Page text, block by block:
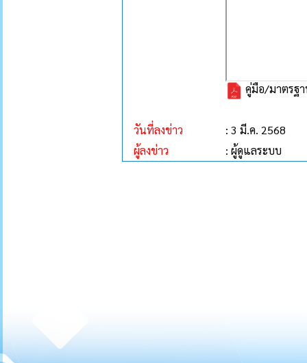
คู่มือ/มาตรฐา
วันที่ลงข่าว
: 3 มี.ค. 2568
ผู้ลงข่าว
: ผู้ดูแลระบบ